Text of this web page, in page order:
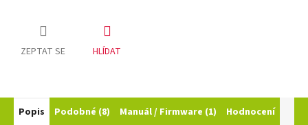
ZEPTAT SE HLÍDAT
Popis Podobné (8) Manuál / Firmware (1) Hodnocení